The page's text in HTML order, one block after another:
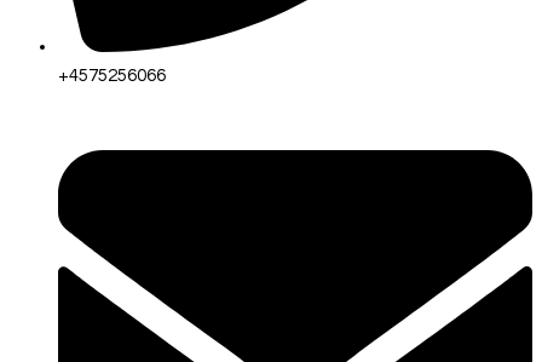
+4575256066